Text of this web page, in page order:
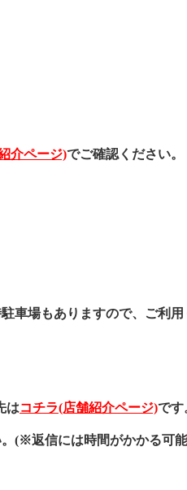
介ページ)でご確認ください。
車場もありますので、ご利用
はコチラ(店舗紹介ページ)です
(※返信には時間がかかる可能